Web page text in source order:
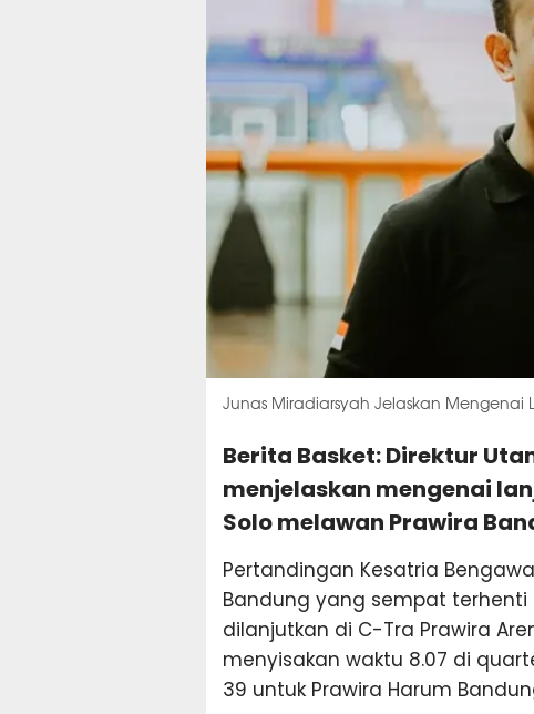
Junas Miradiarsyah Jelaskan Mengenai
Berita Basket: Direktur
menjelaskan mengenai
Solo melawan Prawira
Pertandingan Kesatria
Bandung yang sempat terhenti
dilanjutkan di C-Tra Prawira
menyisakan waktu 8.07 di
39 untuk Prawira Harum